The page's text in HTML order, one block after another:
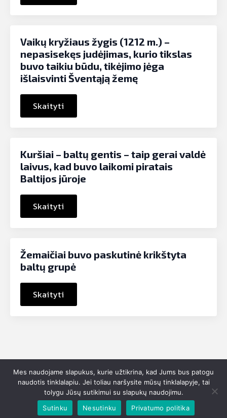
Vaikų kryžiaus žygis (1212 m.) –
nepasisekęs judėjimas, kurio tikslas
buvo taikiu būdu, tikėjimo jėga
išlaisvinti Šventąją žemę
Skaityti
Kuršiai – baltų gentis – taip gerai valdė
laivus, kad buvo laikomi piratais
Baltijos jūroje
Skaityti
Žemaičiai buvo paskutinė krikštyta
baltų grupė
Skaityti
Susisiek:info@idomioji-istorija.lt
© 2025 Idomioji-istorija.lt - Visos teisės saugomos. Sprendimas:
Vileikis.lt
Mes naudojame slapukus, kurie užtikrina, kad Jums bus patogu
naudotis tinklalapiu. Jei toliau naršysite mūsų tinklalapyje, tai
tolygu Jūsų sutikimui su slapukų naudojimu.
Sutinku
Nesutinku Privatumo politika